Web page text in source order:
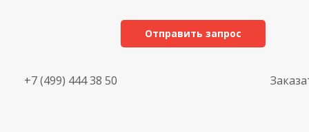
Отправить запрос
+7 (499) 444 38 50